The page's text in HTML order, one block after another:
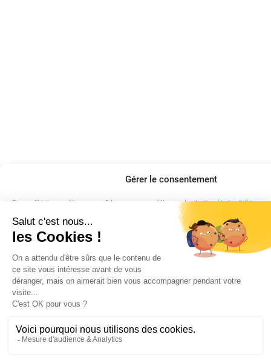
Gérer le consentement
Pour offrir les meilleures expériences, nous utilisons des technologies telles
stocker et/ou accéder aux informations des appareils. Le fait de consentir à
nous permettra de traiter des données telles que le comportement de
uniques sur ce site. Le fait de ne pas consentir ou de retirer son consentement
Gérer les services
Refuser